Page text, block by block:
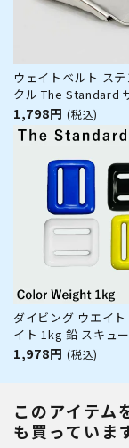
ウェイトベルト ス
クル The Standard
ダード バックル ステ
ダイビング アクセサ
1,798円 (税込)
ダイビング ウエイト
イト 1kg 鉛 スキュ
グ スピアフィッシン
1,978円 (税込)
このアイテム
も買っていま